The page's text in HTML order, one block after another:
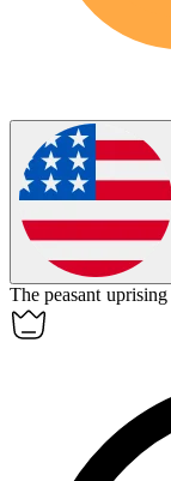
The peasant uprising